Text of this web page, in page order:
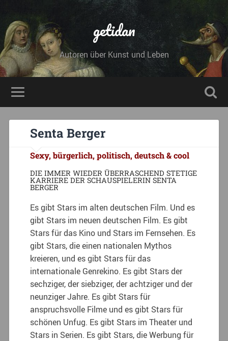
getidan
Autoren über Kunst und Leben
Senta Berger
Sexy, bürgerlich, politisch, deutsch & cool
DIE IMMER WIEDER ÜBERRASCHEND STETIGE
KARRIERE DER SCHAUSPIELERIN SENTA
BERGER
Es gibt Stars im alten deutschen Film. Und es
gibt Stars im neuen deutschen Film. Es gibt
Stars für das Kino und Stars im Fernsehen. Es
gibt Stars, die einen nationalen Mythos
kreieren, und es gibt Stars für das
internationale Genrekino. Es gibt Stars der
sechziger, der siebziger, der achtziger und der
neunziger Jahre. Es gibt Stars für
anspruchsvolle Filme und es gibt Stars für
schönen Unfug. Es gibt Stars im Theater und
Stars in Serien. Es gibt Stars, die Werbung für